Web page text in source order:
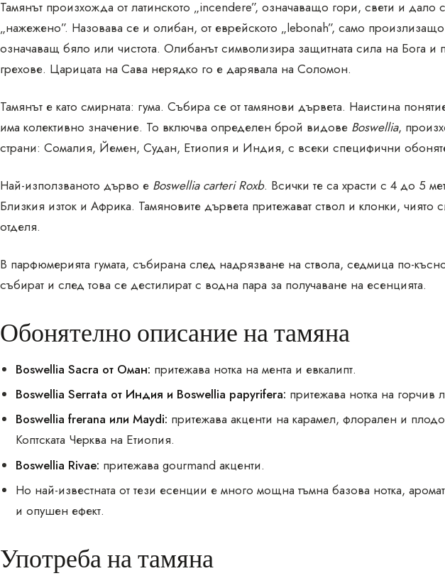
Тамянът произхожда от латинското „incendere”, означаващо гори, свети и
„нажежено”. Назовава се и олибан, от еврейското „lebonah”, само произлизащо
означаващ бяло или чистота. Олибанът символизира защитната сила на Бога и
грехове. Царицата на Сава нерядко го е дарявала на Соломон.
Тамянът е като смирната: гума. Събира се от тамянови дървета. Наистина
има колективно значение. То включва определен брой видове Boswellia,
страни: Сомалия, Йемен, Судан, Етиопия и Индия, с всеки специфични
Най-използваното дърво е Boswellia carteri Roxb. Всички те са храсти с 4 до 5
Близкия изток и Африка. Тамяновите дървета притежават ствол и клонки, чиято
отделя.
В парфюмерията гумата, събирана след надрязване на ствола, седмица по-
събират и след това се дестилират с водна пара за получаване на есенцията.
Обонятелно описание на тамяна
Boswellia Sacra от Оман: притежава нотка на мента и евкалипт.
Boswellia Serrata от Индия и Boswellia papyrifera: притежава нотка на горчив
Boswellia frerana или Maydi: притежава акценти на карамел, флорален и
Коптската Черква на Етиопия.
Boswellia Rivae: притежава gourmand акценти.
Но най-известната от тези есенции е много мощна тъмна базова нотка,
и опушен ефект.
Употреба на тамяна